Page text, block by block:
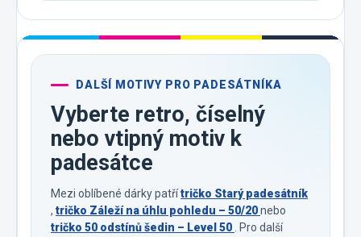
DALŠÍ MOTIVY PRO PADESÁTNÍKA
Vyberte retro, číselný
nebo vtipný motiv k
padesátce
Mezi oblíbené dárky patřítričko Starý padesátník
, tričko Záleží na úhlu pohledu – 50/20nebo
tričko 50 odstínů šedin – Level 50 . Pro další